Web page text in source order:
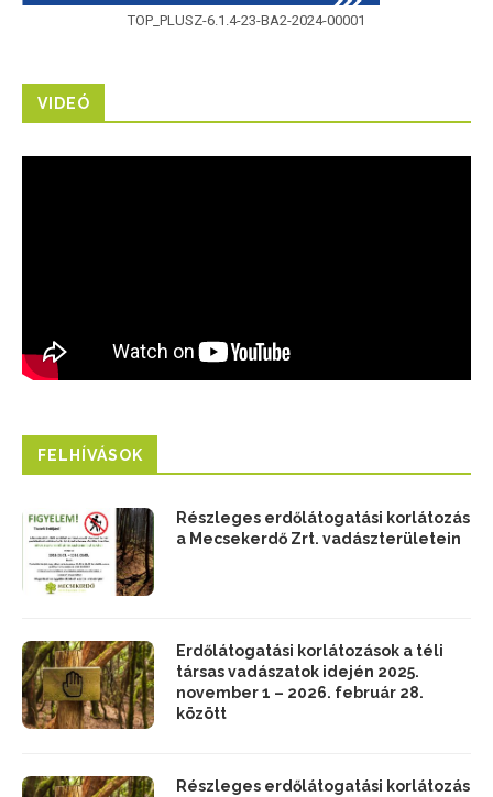
TOP_PLUSZ-6.1.4-23-BA2-2024-00001
VIDEÓ
FELHÍVÁSOK
Részleges erdőlátogatási korlátozás
a Mecsekerdő Zrt. vadászterületein
Erdőlátogatási korlátozások a téli
társas vadászatok idején 2025.
november 1 – 2026. február 28.
között
Részleges erdőlátogatási korlátozás